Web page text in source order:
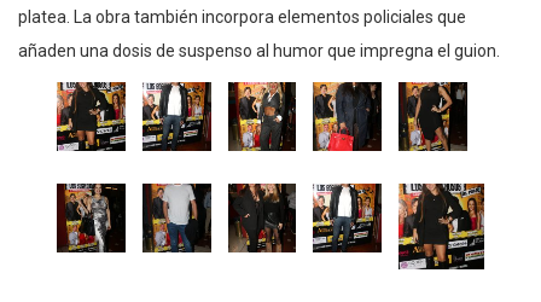
platea. La obra también incorpora elementos policiales que
añaden una dosis de suspenso al humor que impregna el guion.